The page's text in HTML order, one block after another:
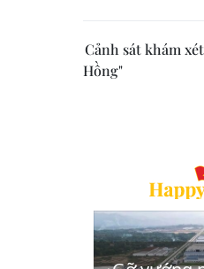
Cảnh sát khám
Hồng"